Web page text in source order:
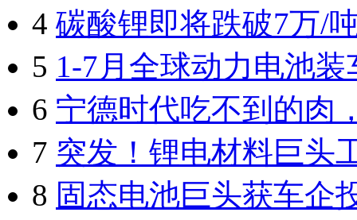
4 碳酸锂即将跌破7万/
5 1-7月全球动力电池装
6 宁德时代吃不到的肉
7 突发！锂电材料巨头
8 固态电池巨头获车企